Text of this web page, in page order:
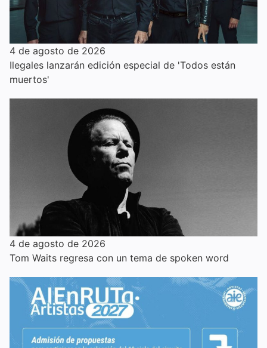
4 de agosto de 2026
Ilegales lanzarán edición especial de 'Todos están
muertos'
4 de agosto de 2026
Tom Waits regresa con un tema de spoken word